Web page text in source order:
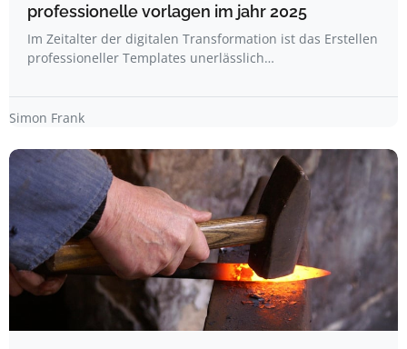
professionelle vorlagen im jahr 2025
Im Zeitalter der digitalen Transformation ist das Erstellen
professioneller Templates unerlässlich…
Simon Frank